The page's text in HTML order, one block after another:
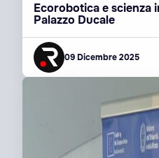
Ecorobotica e scienza
Palazzo Ducale
09 Dicembre 2025